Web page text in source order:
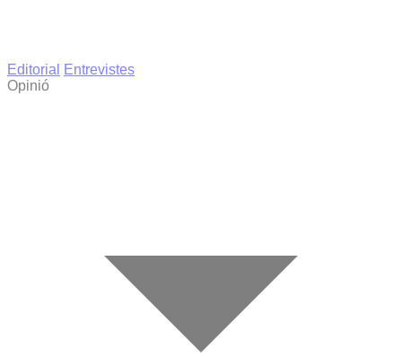
Editorial
Entrevistes
Opinió